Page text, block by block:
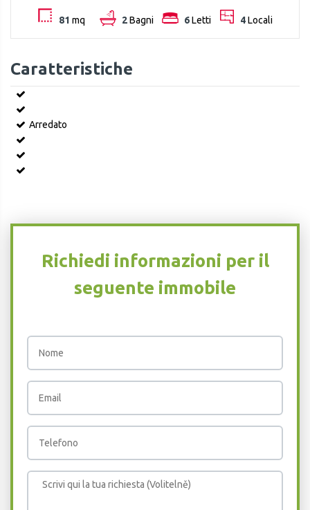
81 mq 2Bagni 6Letti 4Locali
Caratteristiche
Arredato
Richiedi informazioni per il
seguente immobile